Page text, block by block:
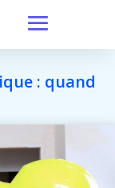
: quand